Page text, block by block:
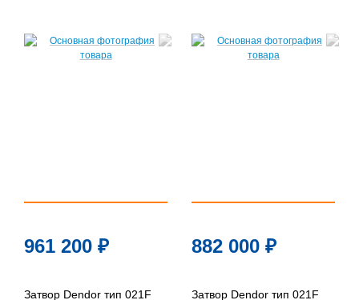
961 200 ₽
Затвор Dendor тип 021F
882 000 ₽
Затвор Dendor тип 021F